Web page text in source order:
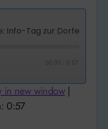
Forward
0:57
in new window|
0:57